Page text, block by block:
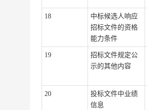
18
中标候选人响应
招标文件的资格
能力条件
19
招标文件规定公
示的其他内容
20
投标文件中业绩
信息